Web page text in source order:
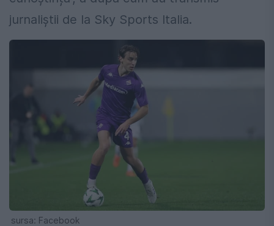
jurnaliștii de la Sky Sports Italia.
sursa: Facebook